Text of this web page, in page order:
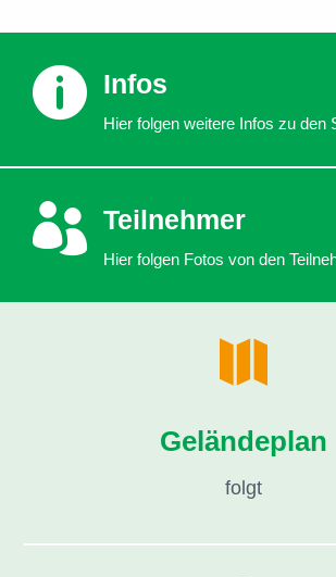
 Infos
Hier folgen weitere Infos zu den
 Teilnehmer
Hier folgen Fotos von den

Geländeplan
folgt